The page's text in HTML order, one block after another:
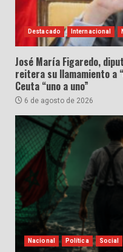
Destacado Internacional
José María Figaredo,
reitera su llamamiento a
Ceuta “uno a uno”
6 de agosto de 2026
Nacional Política Social